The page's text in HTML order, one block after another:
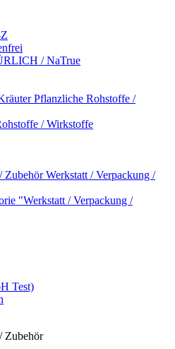
/ NaTrue
Pflanzliche Rohstoffe /
/ Wirkstoffe
ZubehörWerkstatt / Verpackung /
"Werkstatt / Verpackung /
Test)
Zubehör